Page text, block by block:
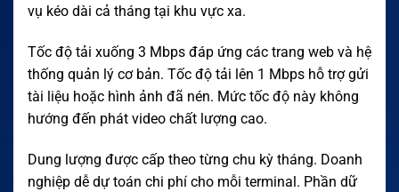
vụ kéo dài cả tháng tại khu vực xa.
Tốc độ tải xuống 3 Mbps đáp ứng các trang web và hệ
thống quản lý cơ bản. Tốc độ tải lên 1 Mbps hỗ trợ gửi
tài liệu hoặc hình ảnh đã nén. Mức tốc độ này không
hướng đến phát video chất lượng cao.
Dung lượng được cấp theo từng chu kỳ tháng. Doanh
nghiệp dễ dự toán chi phí cho mỗi terminal. Phần dữ